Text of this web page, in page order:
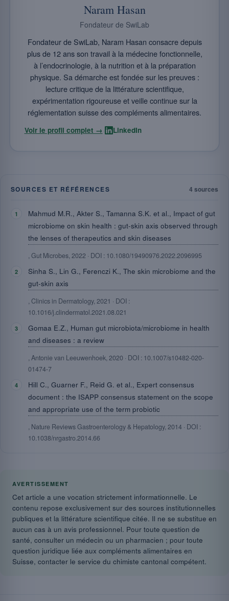
Naram Hasan
Fondateur de SwiLab
Fondateur de SwiLab, Naram Hasan consacre depuis
plus de 12 ans son travail à la médecine fonctionnelle,
à l’endocrinologie, à la nutrition et à la préparation
physique. Sa démarche est fondée sur les preuves :
lecture critique de la littérature scientifique,
expérimentation rigoureuse et veille continue sur la
réglementation suisse des compléments alimentaires.
Voir le profil complet → LinkedIn
SOURCES ET RÉFÉRENCES 4 sources
Mahmud M.R., Akter S., Tamanna S.K. et al., Impact of gut
microbiome on skin health : gut-skin axis observed through
the lenses of therapeutics and skin diseases
, Gut Microbes, 2022 · DOI : 10.1080/19490976.2022.2096995
Sinha S., Lin G., Ferenczi K., The skin microbiome and the
gut-skin axis
, Clinics in Dermatology, 2021 · DOI :
10.1016/j.clindermatol.2021.08.021
Gomaa E.Z., Human gut microbiota/microbiome in health
and diseases : a review
, Antonie van Leeuwenhoek, 2020 · DOI : 10.1007/s10482-020-
01474-7
Hill C., Guarner F., Reid G. et al., Expert consensus
document : the ISAPP consensus statement on the scope
and appropriate use of the term probiotic
, Nature Reviews Gastroenterology & Hepatology, 2014 · DOI :
10.1038/nrgastro.2014.66
AVERTISSEMENT
Cet article a une vocation strictement informationnelle. Le
contenu repose exclusivement sur des sources institutionnelles
publiques et la littérature scientifique citée. Il ne se substitue en
aucun cas à un avis professionnel. Pour toute question de
santé, consulter un médecin ou un pharmacien ; pour toute
question juridique liée aux compléments alimentaires en
Suisse, contacter le service du chimiste cantonal compétent.